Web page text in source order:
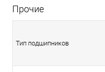
Прочие
Тип подшипников